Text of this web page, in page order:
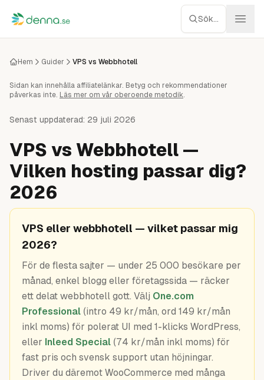
Hoppa till innehåll Sök...
Webbhotell
Managed WP
Servrar
Nätverk
Molnlagring
Recensioner
Verktyg
Guider
Hem Guider VPS vs Webbhotell
Sidan kan innehålla affiliatelänkar. Betyg och rekommendationer
påverkas inte. Läs mer om vår oberoende metodik.
Senast uppdaterad: 29 juli 2026
VPS vs Webbhotell —
Vilken hosting passar dig?
2026
VPS eller webbhotell — vilket passar mig
2026?
För de flesta sajter — under 25 000 besökare per
månad, enkel blogg eller företagssida — räcker
ett delat webbhotell gott. Välj One.com
Professional (intro 49 kr/mån, ord 149 kr/mån
inkl moms) för polerat UI med 1-klicks WordPress,
eller Inleed Special (74 kr/mån inkl moms) för
fast pris och svensk support utan höjningar.
Driver du däremot WooCommerce med många